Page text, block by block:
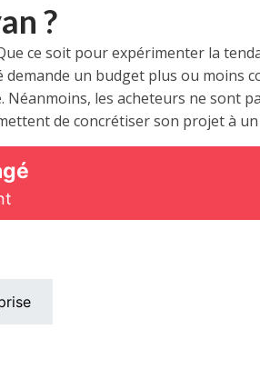
?
ce soit pour expérimenter la
un budget plus ou moins
les acheteurs ne sont
de concrétiser son projet à